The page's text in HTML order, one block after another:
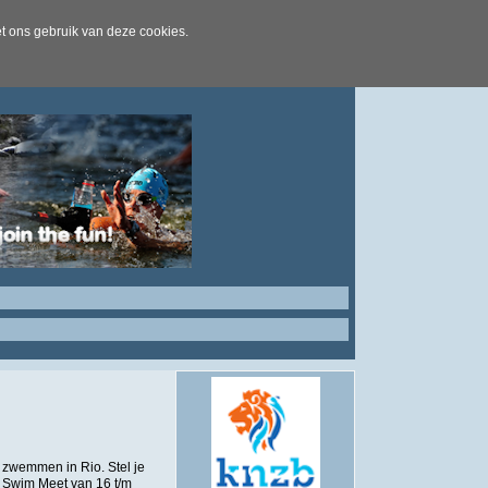
ons gebruik van deze cookies.
in Rio. Stel je
Meet van 16 t/m